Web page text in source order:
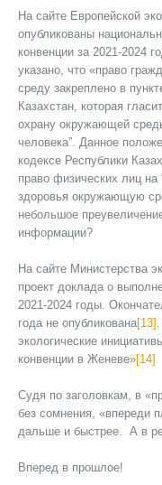
На сайте Европейской
опубликованы
конвенции за 2021-2024
указано, что «право
среду закреплено в
Казахстан, которая
охрану окружающей
человека”. Данное
кодексе Республики
право физических лиц на
здоровья окружающую
небольшое
информации?
На сайте Министерства
проект доклада о
2021-2024 годы.
года не опубликована[13]
экологические
конвенции в Женеве»[14]
Судя по заголовкам, в
без сомнения, «впереди
дальше и быстрее. А в
Вперед в прошлое!